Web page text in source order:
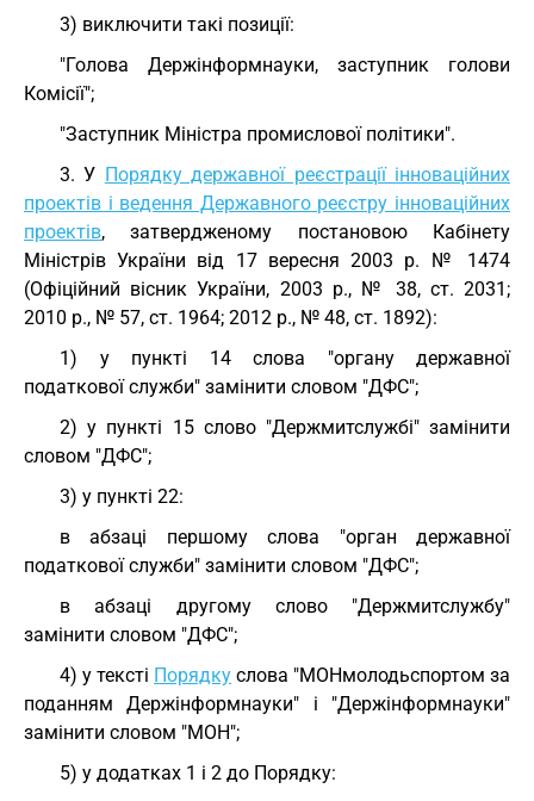
3) виключити такі позиції:
"Голова Держінформнауки, заступник голови
Комісії";
"Заступник Міністра промислової політики".
3. У Порядку державної реєстрації інноваційних
проектів і ведення Державного реєстру інноваційних
проектів, затвердженому постановою Кабінету
Міністрів України від 17 вересня 2003 р. № 1474
(Офіційний вісник України, 2003 р., № 38, ст. 2031;
2010 р., № 57, ст. 1964; 2012 р., № 48, ст. 1892):
1) у пункті 14 слова "органу державної
податкової служби" замінити словом "ДФС";
2) у пункті 15 слово "Держмитслужбі" замінити
словом "ДФС";
3) у пункті 22:
в абзаці першому слова "орган державної
податкової служби" замінити словом "ДФС";
в абзаці другому слово "Держмитслужбу"
замінити словом "ДФС";
4) у тексті Порядку слова "МОНмолодьспортом за
поданням Держінформнауки" і "Держінформнауки"
замінити словом "МОН";
5) у додатках 1 і 2 до Порядку: